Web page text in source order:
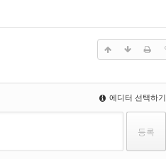
에디터 선택하기